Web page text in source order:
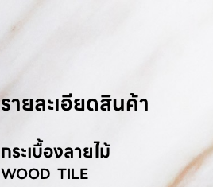
รายละเอียดสินค้า
กระเบื้องลายไม้
WOOD TILE